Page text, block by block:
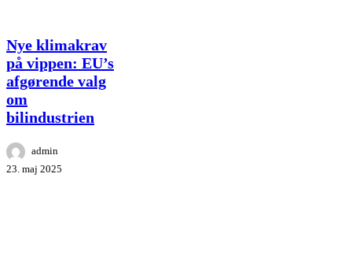
Nye
klimakrav
på
vippen:
EU’s
afgørende
valg
om
bilindustrien
Nye klimakrav
på vippen: EU’s
afgørende valg
om
bilindustrien
admin
23. maj 2025